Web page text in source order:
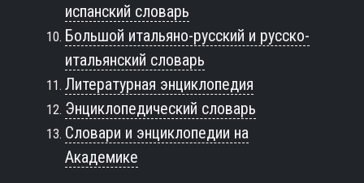
испанский словарь
Большой итальяно-русский и русско-
итальянский словарь
Литературная энциклопедия
Энциклопедический словарь
Словари и энциклопедии на
Академике